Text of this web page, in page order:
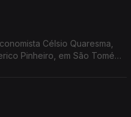
Célsio Quaresma,
Pinheiro, em São Tomé